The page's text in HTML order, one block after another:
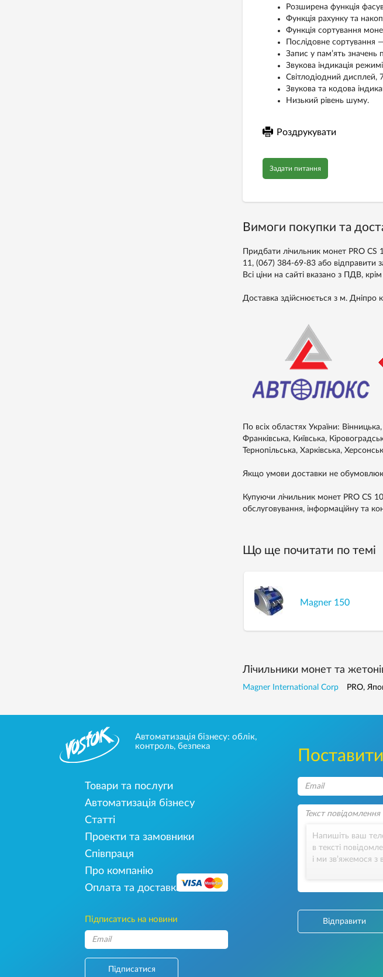
Розширена функція
Функція рахунку та
Функція сортування
Послідовне сортування
Запис у пам’ять значень
Звукова індикація
Світлодіодний дисплей,
Звукова та кодова
Низький рівень шуму.
Роздрукувати
Задати питання
Вимоги покупки та
Придбати лічильник монет PRO
11, (067) 384-69-83 або відправити
Всі ціни на сайті вказано з ПДВ,
Доставка здійснюється з м. Дніпро
По всіх областях України:
Франківська, Київська,
Тернопільська, Харківська,
Якщо умови доставки не
Купуючи лічильник монет PRO CS
обслуговування, інформаційну та
Що ще почитати по темі
Magner 150
Лічильники монет та
Magner International Corp PRO,
Автоматизація бізнесу: облік,
контроль, безпека
Товари та послуги
Автоматизація бізнесу
Статті
Проекти та замовники
Співпраця
Про компанію
Оплата та доставка
Підписатись на новини
Підписатися
Напишіть ваш
в тексті
і ми зв’яжемося з
Відправити